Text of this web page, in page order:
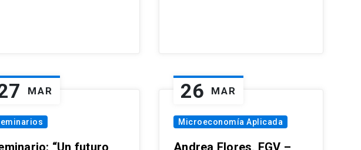
MAR 26 MAR
Microeconomía Aplicada